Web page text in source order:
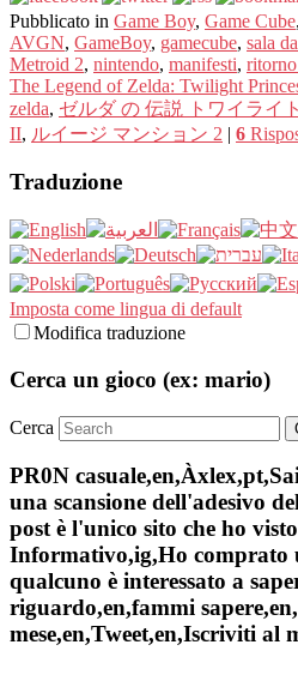
Pubblicato in Game Boy, Game Cube,
AVGN, GameBoy, gamecube, sala
Metroid 2, nintendo, manifesti,
The Legend of Zelda: Twilight
zelda, ゼルダ の 伝説 トワイライ
II, ルイージ マンション 2 | 6
Traduzione
Imposta come lingua di default
Modifica traduzione
Cerca un gioco (ex: mario)
Cerca
PR0N
una scansione dell'adesivo
post è l'unico sito che ho
Informativo,ig,Ho comprato
qualcuno è interessato a
riguardo,en,fammi
mese,en,Tweet,en,Iscriviti al